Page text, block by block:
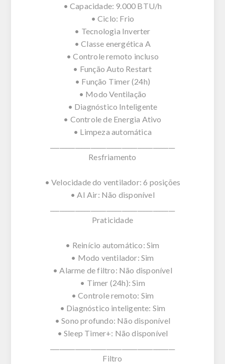
• Capacidade: 9.000 BTU/h
• Ciclo: Frio
• Tecnologia Inverter
• Classe energética A
• Controle remoto incluso
• Função Auto Restart
• Função Timer (24h)
• Modo Ventilação
• Diagnóstico Inteligente
• Controle de Energia Ativo
• Limpeza automática
Resfriamento
• Velocidade do ventilador: 6 posições
• AI Air: Não disponível
Praticidade
• Reinício automático: Sim
• Modo ventilador: Sim
• Alarme de filtro: Não disponível
• Timer (24h): Sim
• Controle remoto: Sim
• Diagnóstico inteligente: Sim
• Sono profundo: Não disponível
• Sleep Timer+: Não disponível
Filtro